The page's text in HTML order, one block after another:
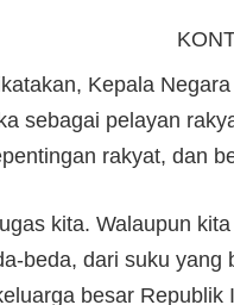
Kepala
sebagai pelayan
rakyat, dan
kita. Walaupun
beda, dari suku
besar